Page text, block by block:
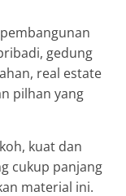
gedung
real estate
pilhan yang
kuat dan
cukup panjang
material ini.